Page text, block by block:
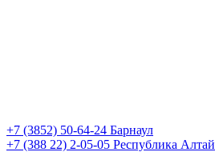
+7 (3852) 50-64-24 Барнаул
+7 (388 22) 2-05-05 Республика Алтай